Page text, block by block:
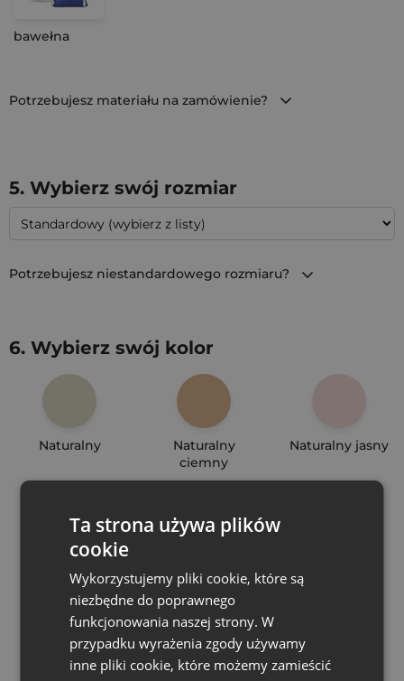
bawełna
Potrzebujesz materiału na zamówienie?
5. Wybierz swój rozmiar
Potrzebujesz niestandardowego rozmiaru?
6. Wybierz swój kolor
Naturalny
Naturalny
ciemny
Naturalny jasny
Biały Czarny
Ta strona używa plików
cookie
Wykorzystujemy pliki cookie, które są
niezbędne do poprawnego
funkcjonowania naszej strony. W
przypadku wyrażenia zgody używamy
inne pliki cookie, które możemy zamieścić